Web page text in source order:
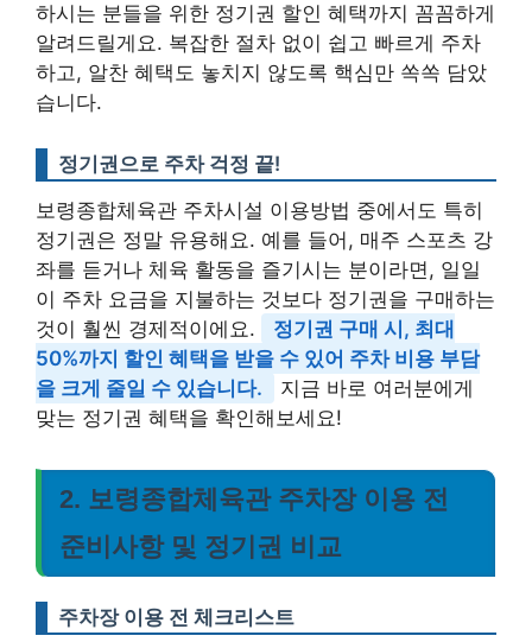
하시는 분들을 위한 정기권 할인 혜택까지 꼼꼼하게
알려드릴게요. 복잡한 절차 없이 쉽고 빠르게 주차
하고, 알찬 혜택도 놓치지 않도록 핵심만 쏙쏙 담았
습니다.
정기권으로 주차 걱정 끝!
보령종합체육관 주차시설 이용방법 중에서도 특히
정기권은 정말 유용해요. 예를 들어, 매주 스포츠 강
좌를 듣거나 체육 활동을 즐기시는 분이라면, 일일
이 주차 요금을 지불하는 것보다 정기권을 구매하는
것이 훨씬 경제적이에요.
정기권 구매 시, 최대
50%까지 할인 혜택을 받을 수 있어 주차 비용 부담
을 크게 줄일 수 있습니다.
지금 바로 여러분에게
맞는 정기권 혜택을 확인해보세요!
2. 보령종합체육관 주차장 이용 전
준비사항 및 정기권 비교
주차장 이용 전 체크리스트